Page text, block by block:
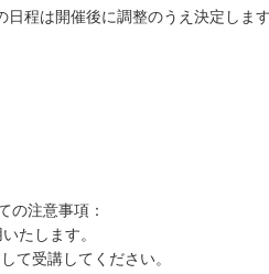
程は開催後に調整のうえ決定します
の注意事項：
たします。
て受講してください。